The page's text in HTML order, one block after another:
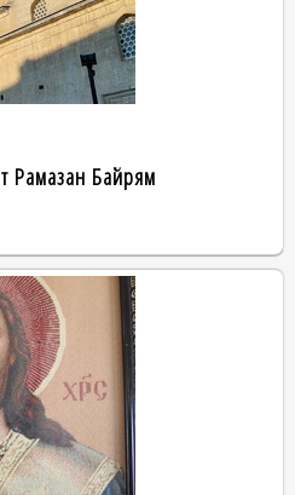
Рамазан Байрям